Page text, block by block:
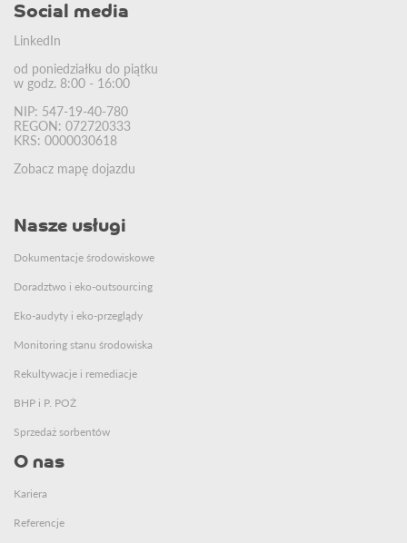
Social media
LinkedIn
od poniedziałku do piątku
w godz. 8:00 - 16:00
NIP: 547-19-40-780
REGON: 072720333
KRS: 0000030618
Zobacz mapę dojazdu
Nasze usługi
Dokumentacje środowiskowe
Doradztwo i eko-outsourcing
Eko-audyty i eko-przeglądy
Monitoring stanu środowiska
Rekultywacje i remediacje
BHP i P. POŻ
Sprzedaż sorbentów
O nas
Kariera
Referencje